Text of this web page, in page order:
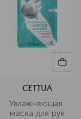
CETTUA
Увлажняющая
маска для рук